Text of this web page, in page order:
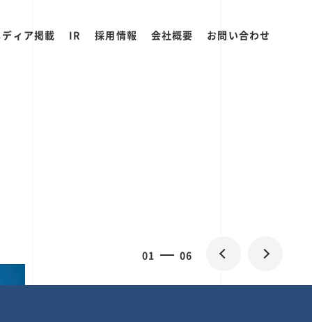
ィア掲載 IR 採用情報 会社概要 お問い合わせ
0 06